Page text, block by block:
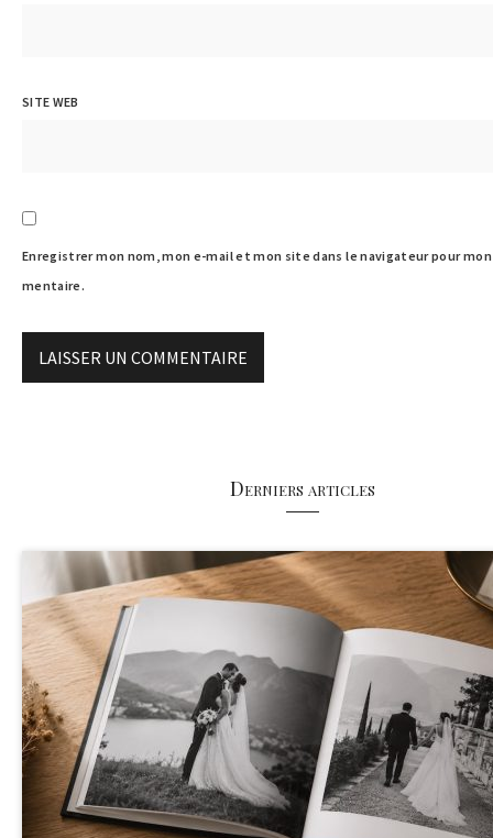
SITE WEB
Enregistrer mon nom, mon e-mail et mon site dans le navigateur pour
mentaire.
Derniers articles